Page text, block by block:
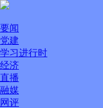
要闻
党建
学习进行时
经济
直播
融媒
网评